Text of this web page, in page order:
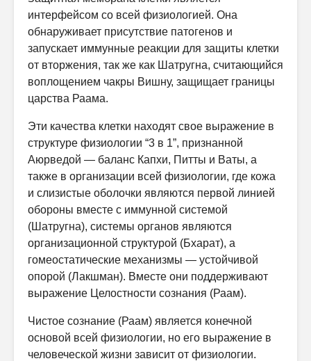
интерфейсом со всей физиологией. Она
обнаруживает присутствие патогенов и
запускает иммунные реакции для защиты клетки
от вторжения, так же как Шатругна, считающийся
воплощением чакры Вишну, защищает границы
царства Раама.
Эти качества клетки находят свое выражение в
структуре физиологии “3 в 1”, признанной
Аюрведой — баланс Капхи, Питты и Ваты, а
также в организации всей физиологии, где кожа
и слизистые оболочки являются первой линией
обороны вместе с иммунной системой
(Шатругна), системы органов являются
организационной структурой (Бхарат), а
гомеостатические механизмы — устойчивой
опорой (Лакшман). Вместе они поддерживают
выражение Целостности сознания (Раам).
Чистое сознание (Раам) является конечной
основой всей физиологии, но его выражение в
человеческой жизни зависит от физиологии.